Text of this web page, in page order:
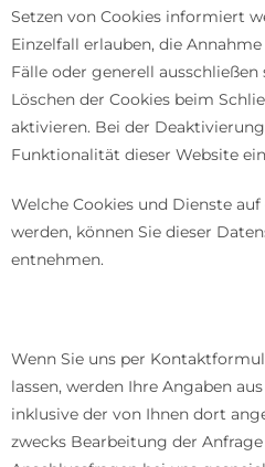
Setzen von Cookies informiert
Einzelfall erlauben, die
Fälle oder generell
Löschen der Cookies beim
aktivieren. Bei der
Funktionalität dieser Website
Welche Cookies und Dienste
werden, können Sie dieser
entnehmen.
Wenn Sie uns per
lassen, werden Ihre Angaben
inklusive der von Ihnen dort
zwecks Bearbeitung der